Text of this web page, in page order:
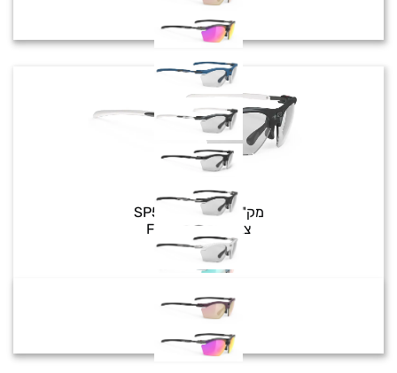
Rydon Slim
מק"ט:SP547887-00
צבע:
Frozen Ash
₪1,180